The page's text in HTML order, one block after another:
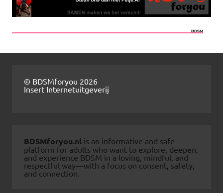
© BDSMforyou 2026
Insert Internetuitgeverij
BDSMforyou.nl is an informative and safe
platform for adults who want to explore, deepen,
and experience BDSM in a loving, mindful, and
respectful way—with a focus on consent, safety,
and connection.